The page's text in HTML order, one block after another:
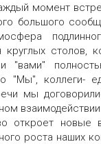
момент
большого
столов,
"вами"
"Мы", коллеги-
мы
откроет новые
роста наших